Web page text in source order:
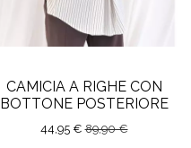
CAMICIA A RIGHE CON
BOTTONE POSTERIORE
44,95 €89,90 €